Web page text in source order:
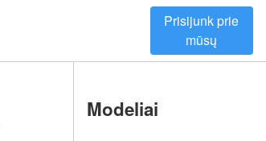
Prisijunk prie
mūsų
Modeliai